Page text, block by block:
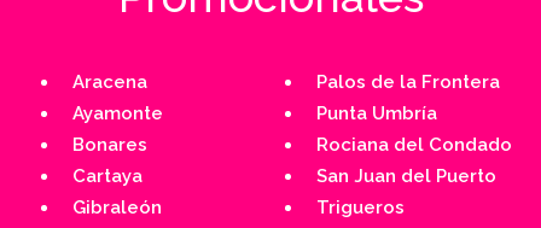
Aracena
Ayamonte
Bonares
Cartaya
Gibraleón
Palos de la Frontera
Punta Umbría
Rociana del Condado
San Juan del Puerto
Trigueros